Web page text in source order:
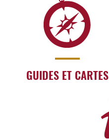
GUIDES ET CARTES